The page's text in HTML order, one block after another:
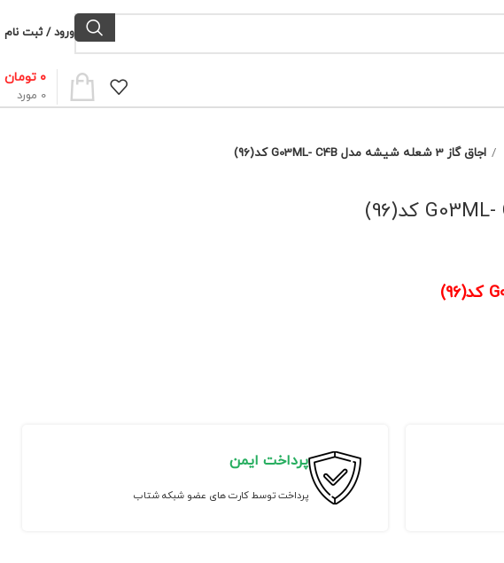
ورود / ثبت نام
0 مورد
۰ تومان
اجاق گاز 3 شعله شیشه مدل G03ML- C4B کد(96)
پرداخت ایمن
پرداخت توسط کارت های عضو شبکه شتاب